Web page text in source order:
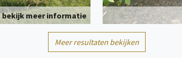
bekijk meer informatie
1/6
persoon/personen
Meer resultaten bekijken